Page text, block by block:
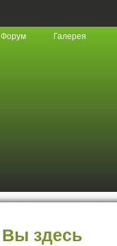
Форум Галерея
Вы здесь